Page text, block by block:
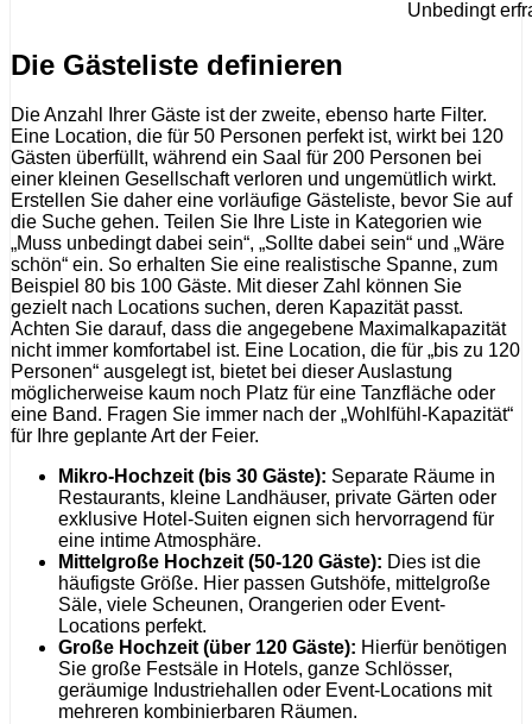
Unbedingt
Die Gästeliste definieren
Die Anzahl Ihrer Gäste ist der zweite, ebenso harte Filter.
Eine Location, die für 50 Personen perfekt ist, wirkt bei 120
Gästen überfüllt, während ein Saal für 200 Personen bei
einer kleinen Gesellschaft verloren und ungemütlich wirkt.
Erstellen Sie daher eine vorläufige Gästeliste, bevor Sie auf
die Suche gehen. Teilen Sie Ihre Liste in Kategorien wie
„Muss unbedingt dabei sein“, „Sollte dabei sein“ und „Wäre
schön“ ein. So erhalten Sie eine realistische Spanne, zum
Beispiel 80 bis 100 Gäste. Mit dieser Zahl können Sie
gezielt nach Locations suchen, deren Kapazität passt.
Achten Sie darauf, dass die angegebene Maximalkapazität
nicht immer komfortabel ist. Eine Location, die für „bis zu 120
Personen“ ausgelegt ist, bietet bei dieser Auslastung
möglicherweise kaum noch Platz für eine Tanzfläche oder
eine Band. Fragen Sie immer nach der „Wohlfühl-Kapazität“
für Ihre geplante Art der Feier.
Mikro-Hochzeit (bis 30 Gäste): Separate Räume in
Restaurants, kleine Landhäuser, private Gärten oder
exklusive Hotel-Suiten eignen sich hervorragend für
eine intime Atmosphäre.
Mittelgroße Hochzeit (50-120 Gäste): Dies ist die
häufigste Größe. Hier passen Gutshöfe, mittelgroße
Säle, viele Scheunen, Orangerien oder Event-
Locations perfekt.
Große Hochzeit (über 120 Gäste): Hierfür benötigen
Sie große Festsäle in Hotels, ganze Schlösser,
geräumige Industriehallen oder Event-Locations mit
mehreren kombinierbaren Räumen.